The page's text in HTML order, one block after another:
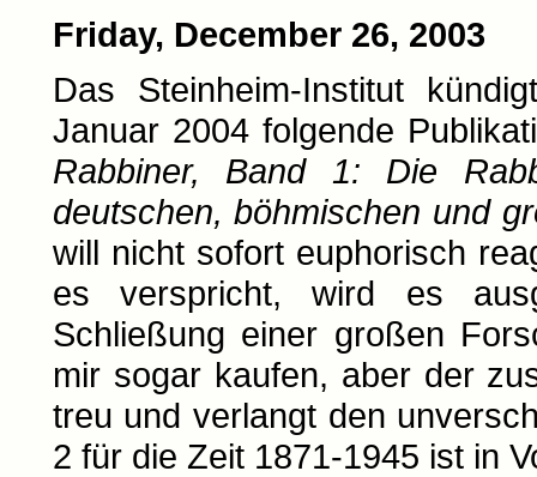
Friday, December 26, 2003
Das Steinheim-Institut
Januar 2004 folgende
Rabbiner, Band 1: Die
deutschen, böhmischen und
will nicht sofort euphorisch
es verspricht, wird es
Schließung einer großen
mir sogar kaufen, aber der
treu und verlangt den
2 für die Zeit 1871-1945 ist in